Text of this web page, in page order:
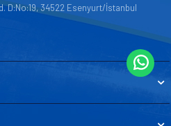
D:No:19, 34522 Esenyurt/İstanbul